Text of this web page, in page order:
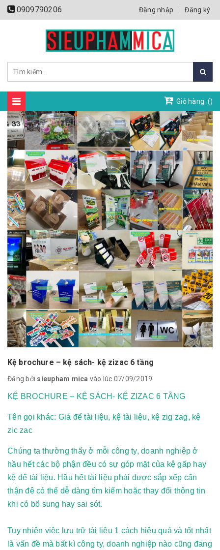
0909790206 Đăng nhập Đăng ký
Giỏ hàng: ()
Kệ brochure – kệ sách- kệ zizac 6 tầng
Đăng bởi sieupham mica vào lúc 07/09/2019
KỆ BROCHURE – KỆ SÁCH- KỆ ZIZAC 6 TẦNG
Tên gọi khác: Giá để tài liệu, kệ tài liệu, kệ zig zag, kệ
zic zac
Chúng ta thường thấy ở mỗi công ty, doanh nghiệp ở
hầu hết các bộ phận đều có sự góp mặt của kệ gấp hay
kệ để tài liệu. Hầu hết tài liệu phải được sắp xếp cẩn
thận đê có thể dễ dàng tìm kiếm hoặc thay đổi thông tin
khi có bổ sung hay sai sót.
Tuy nhiên việc lưu trữ tài liệu 1 cách hiệu quả và tốt nhất
là vấn đề mà bất kì công ty, doanh nghiệp nào cũng đang